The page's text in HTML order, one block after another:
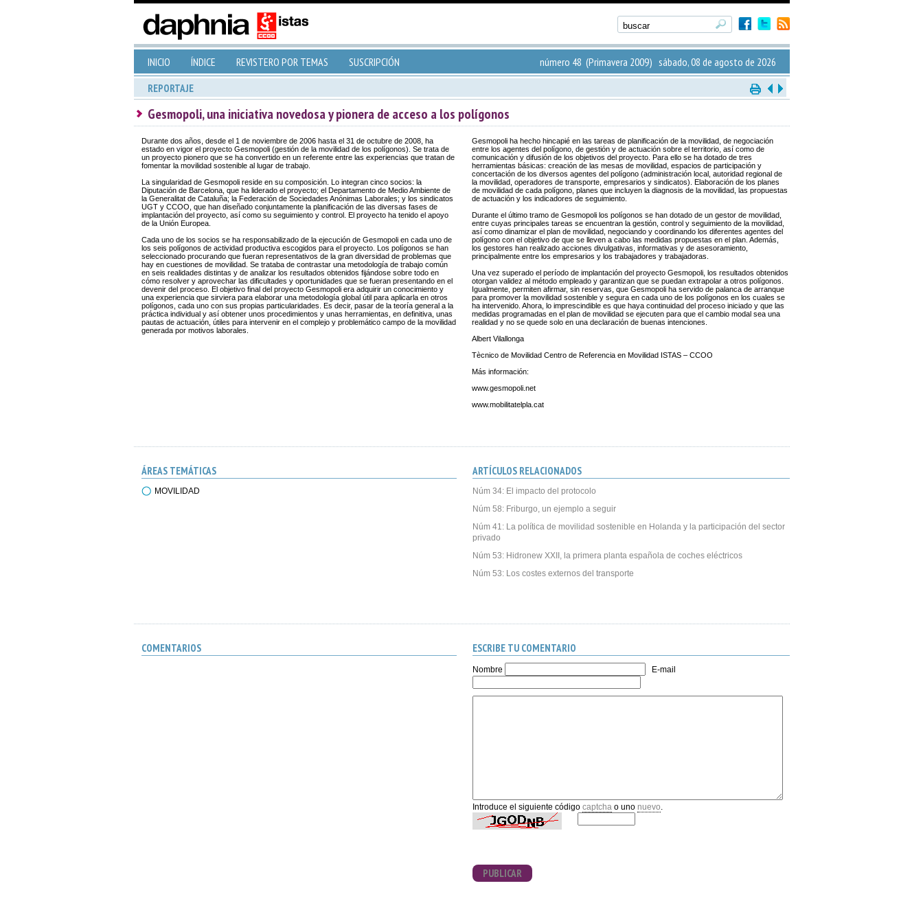
INICIO ÍNDICE REVISTERO POR TEMAS SUSCRIPCIÓN número 48 (Primavera 2009) sábado, 08 de agosto de 2026
REPORTAJE
Gesmopoli, una iniciativa novedosa y pionera de acceso a los polígonos
Durante dos años, desde el 1 de noviembre de 2006 hasta el 31 de octubre de 2008, ha
estado en vigor el proyecto Gesmopoli (gestión de la movilidad de los polígonos). Se trata de
un proyecto pionero que se ha convertido en un referente entre las experiencias que tratan de
fomentar la movilidad sostenible al lugar de trabajo.
La singularidad de Gesmopoli reside en su composición. Lo integran cinco socios: la
Diputación de Barcelona, que ha liderado el proyecto; el Departamento de Medio Ambiente de
la Generalitat de Cataluña; la Federación de Sociedades Anónimas Laborales; y los sindicatos
UGT y CCOO, que han diseñado conjuntamente la planificación de las diversas fases de
implantación del proyecto, así como su seguimiento y control. El proyecto ha tenido el apoyo
de la Unión Europea.
Cada uno de los socios se ha responsabilizado de la ejecución de Gesmopoli en cada uno de
los seis polígonos de actividad productiva escogidos para el proyecto. Los polígonos se han
seleccionado procurando que fueran representativos de la gran diversidad de problemas que
hay en cuestiones de movilidad. Se trataba de contrastar una metodología de trabajo común
en seis realidades distintas y de analizar los resultados obtenidos fijándose sobre todo en
cómo resolver y aprovechar las dificultades y oportunidades que se fueran presentando en el
devenir del proceso. El objetivo final del proyecto Gesmopoli era adquirir un conocimiento y
una experiencia que sirviera para elaborar una metodología global útil para aplicarla en otros
polígonos, cada uno con sus propias particularidades. Es decir, pasar de la teoría general a la
práctica individual y así obtener unos procedimientos y unas herramientas, en definitiva, unas
pautas de actuación, útiles para intervenir en el complejo y problemático campo de la movilidad
generada por motivos laborales.
Gesmopoli ha hecho hincapié en las tareas de planificación de la movilidad, de negociación
entre los agentes del polígono, de gestión y de actuación sobre el territorio, así como de
comunicación y difusión de los objetivos del proyecto. Para ello se ha dotado de tres
herramientas básicas: creación de las mesas de movilidad, espacios de participación y
concertación de los diversos agentes del polígono (administración local, autoridad regional de
la movilidad, operadores de transporte, empresarios y sindicatos). Elaboración de los planes
de movilidad de cada polígono, planes que incluyen la diagnosis de la movilidad, las propuestas
de actuación y los indicadores de seguimiento.
Durante el último tramo de Gesmopoli los polígonos se han dotado de un gestor de movilidad,
entre cuyas principales tareas se encuentran la gestión, control y seguimiento de la movilidad,
así como dinamizar el plan de movilidad, negociando y coordinando los diferentes agentes del
polígono con el objetivo de que se lleven a cabo las medidas propuestas en el plan. Además,
los gestores han realizado acciones divulgativas, informativas y de asesoramiento,
principalmente entre los empresarios y los trabajadores y trabajadoras.
Una vez superado el período de implantación del proyecto Gesmopoli, los resultados obtenidos
otorgan validez al método empleado y garantizan que se puedan extrapolar a otros polígonos.
Igualmente, permiten afirmar, sin reservas, que Gesmopoli ha servido de palanca de arranque
para promover la movilidad sostenible y segura en cada uno de los polígonos en los cuales se
ha intervenido. Ahora, lo imprescindible es que haya continuidad del proceso iniciado y que las
medidas programadas en el plan de movilidad se ejecuten para que el cambio modal sea una
realidad y no se quede solo en una declaración de buenas intenciones.
Albert Vilallonga
Tècnico de Movilidad Centro de Referencia en Movilidad ISTAS – CCOO
Más información:
www.gesmopoli.net
www.mobilitatelpla.cat
ÁREAS TEMÁTICAS
MOVILIDAD
ARTÍCULOS RELACIONADOS
Núm 34: El impacto del protocolo
Núm 58: Friburgo, un ejemplo a seguir
Núm 41: La política de movilidad sostenible en Holanda y la participación del sector
privado
Núm 53: Hidronew XXII, la primera planta española de coches eléctricos
Núm 53: Los costes externos del transporte
COMENTARIOS ESCRIBE TU COMENTARIO
Nombre E-mail
Introduce el siguiente código captchao uno nuevo.
PUBLICAR